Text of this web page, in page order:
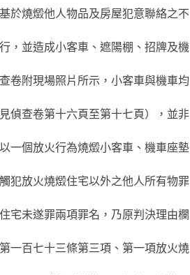
於燒燬他人物品及房屋犯意聯絡之不
，並造成小客車、遮陽棚、招牌及機
卷附現場照片所示，小客車與機車均
偵查卷第十六頁至第十七頁），並非
一個放火行為燒燬小客車、機車座墊
犯放火燒燬住宅以外之他人所有物罪
宅未遂罪兩項罪名，乃原判決理由欄
一百七十三條第三項、第一項放火燒